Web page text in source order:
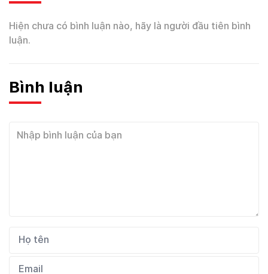
Hiện chưa có bình luận nào, hãy là người đầu tiên bình
luận.
Bình luận